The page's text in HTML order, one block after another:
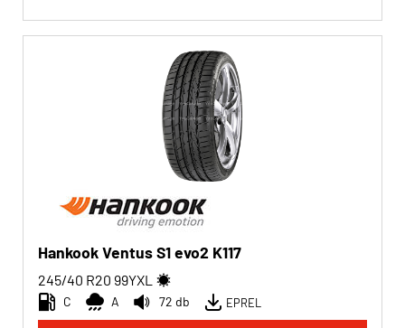
Hankook Ventus S1 evo2 K117
245/40 R20 99YXL
C A 72 db EPREL